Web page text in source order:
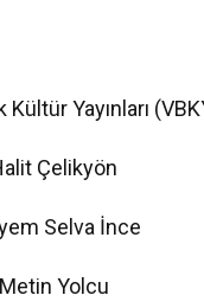
Kültür Yayınları
Çelikyön
Selva İnce
Yolcu